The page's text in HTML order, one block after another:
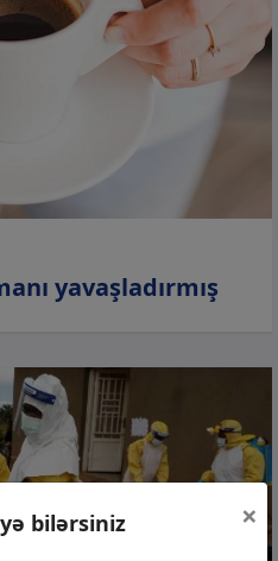
yavaşladırmış
bilərsiniz ×